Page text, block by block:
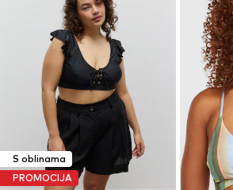
S oblinama
PROMOCIJA